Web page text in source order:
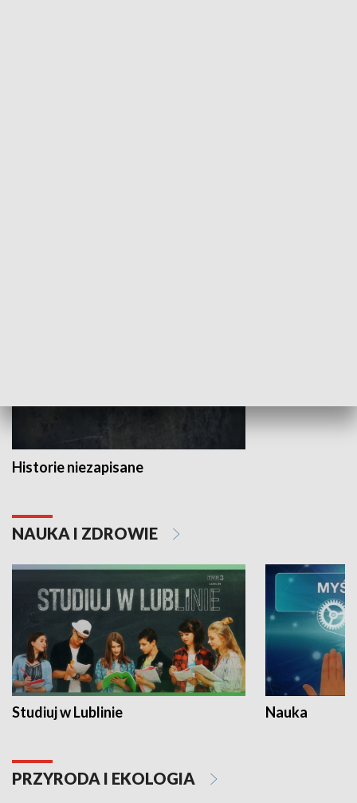
Historie niezapisane
NAUKA I ZDROWIE
Studiuj w Lublinie Nauka
PRZYRODA I EKOLOGIA